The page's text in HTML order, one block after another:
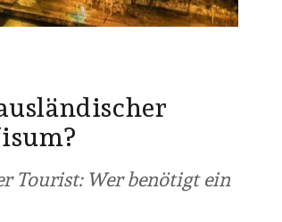
Tourist: Wer benötigt ein